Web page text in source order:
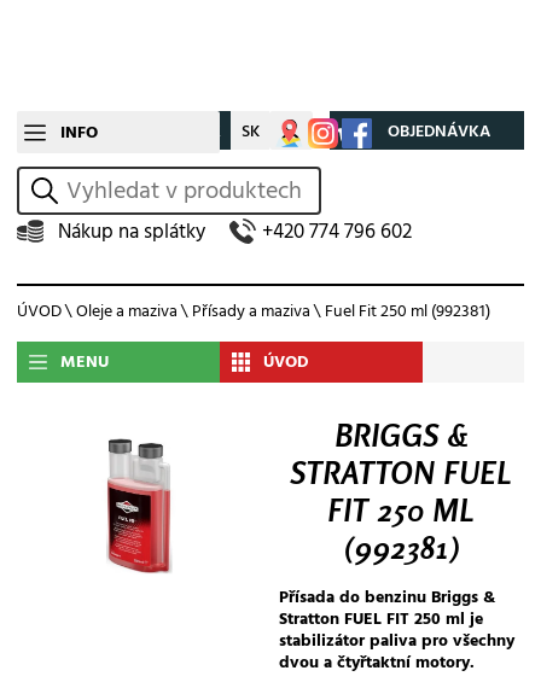
INFO CZ SK Můj účet OBJEDNÁVKA
vyhledat
Nákup na splátky +420 774 796 602
ÚVOD\Oleje a maziva\Přísady a maziva\ Fuel Fit 250 ml (992381)
MENU
ÚVOD
BRIGGS &
STRATTON FUEL
FIT 250 ML
(992381)
Přísada do benzinu Briggs &
Stratton FUEL FIT 250 ml je
stabilizátor paliva pro všechny
dvou a čtyřtaktní motory.